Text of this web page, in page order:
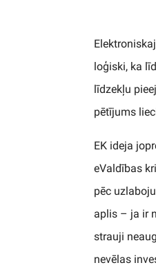
loģiski, ka
līdzekļu
pētījums
EK ideja
eValdības
pēc
aplis – ja ir
strauji
nevēlas